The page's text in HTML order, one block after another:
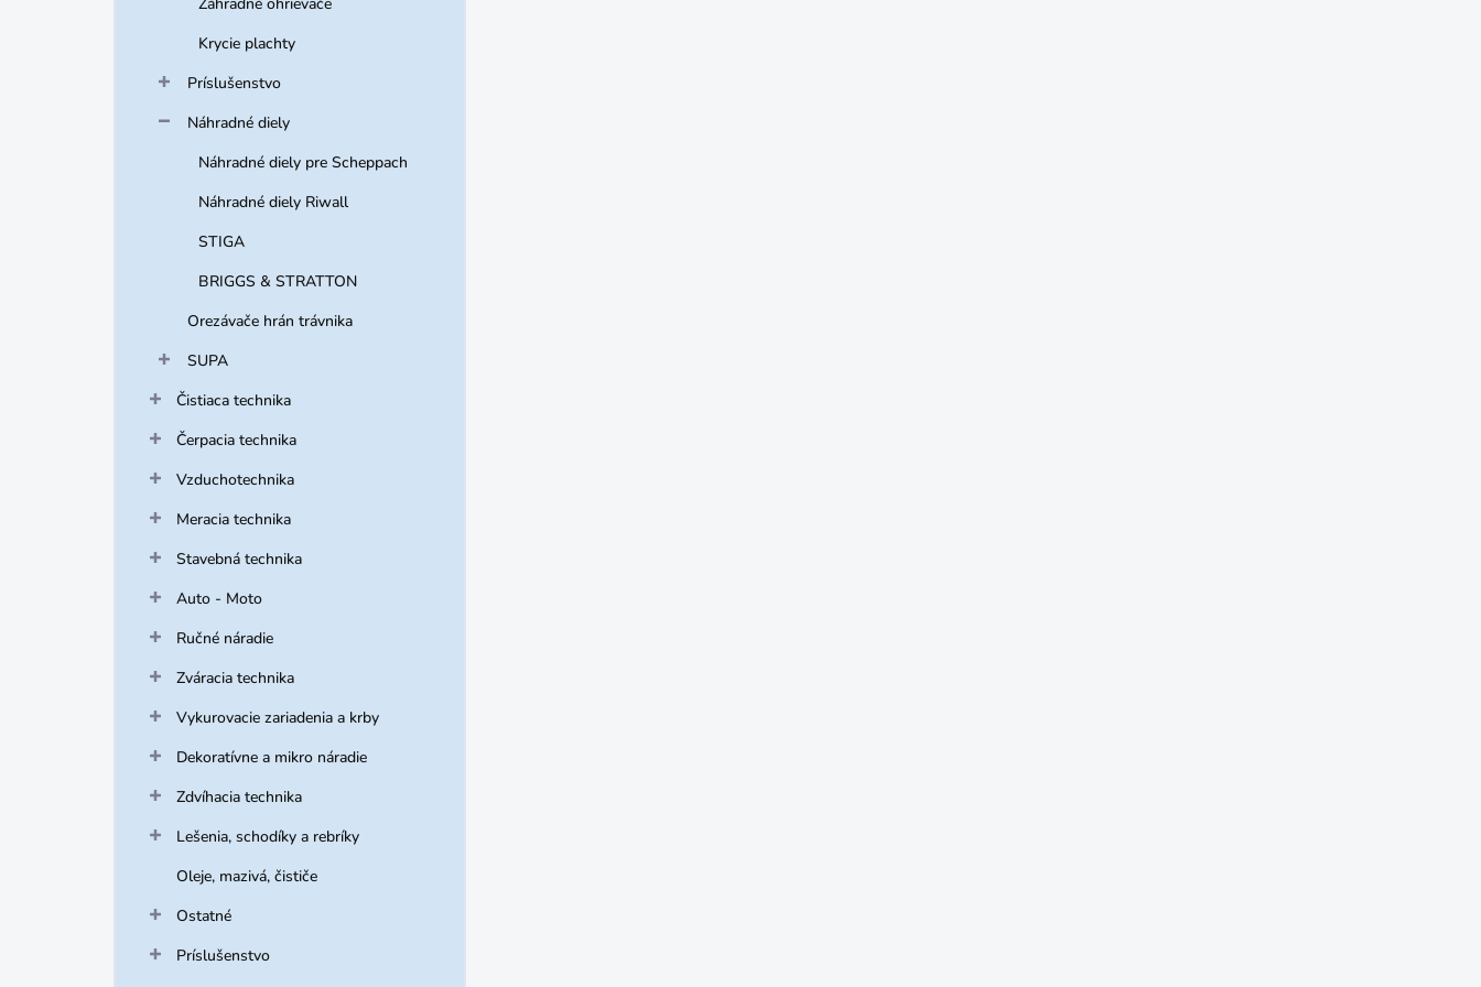
Krycie plachty
Príslušenstvo
Náhradné diely
Náhradné diely pre Scheppach
Náhradné diely Riwall
STIGA
BRIGGS & STRATTON
Orezávače hrán trávnika
SUPA
Čistiaca technika
Čerpacia technika
Vzduchotechnika
Meracia technika
Stavebná technika
Auto - Moto
Ručné náradie
Zváracia technika
Vykurovacie zariadenia a krby
Dekoratívne a mikro náradie
Zdvíhacia technika
Lešenia, schodíky a rebríky
Oleje, mazivá, čističe
Ostatné
Príslušenstvo